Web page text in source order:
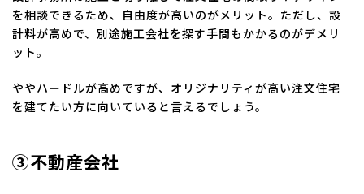
を相談できるため、自由度が高いのがメリット。ただし、設
計料が高めで、別途施工会社を探す手間もかかるのがデメリ
ット。
ややハードルが高めですが、オリジナリティが高い注文住宅
を建てたい方に向いていると言えるでしょう。
③不動産会社